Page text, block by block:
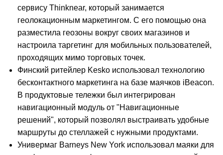
сервису Thinknear, который занимается
геолокационным маркетингом. С его помощью она
разместила геозоны вокруг своих магазинов и
настроила таргетинг для мобильных пользователей,
проходящих мимо торговых точек.
Финский ритейлер Kesko использовал технологию
бесконтактного маркетинга на базе маячков iBeacon.
В продуктовые тележки был интегрирован
навигационный модуль от "Навигационные
решений", который позволял выстраивать удобные
маршруты до стеллажей с нужными продуктами.
Универмаг Barneys New York использовал маяки для